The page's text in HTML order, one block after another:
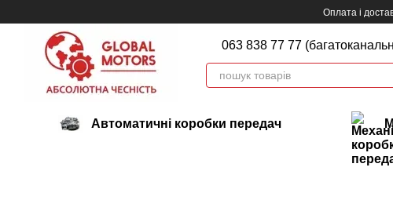
Оплата і
063 838 77 77
Автоматичні коробки передач